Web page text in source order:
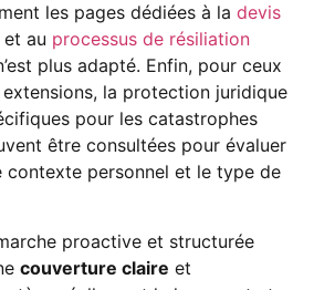
les pages dédiées à la devis
et au processus de résiliation
plus adapté. Enfin, pour ceux
la protection juridique
pour les catastrophes
être consultées pour évaluer
contexte personnel et le type de
proactive et structurée
couverture claire et